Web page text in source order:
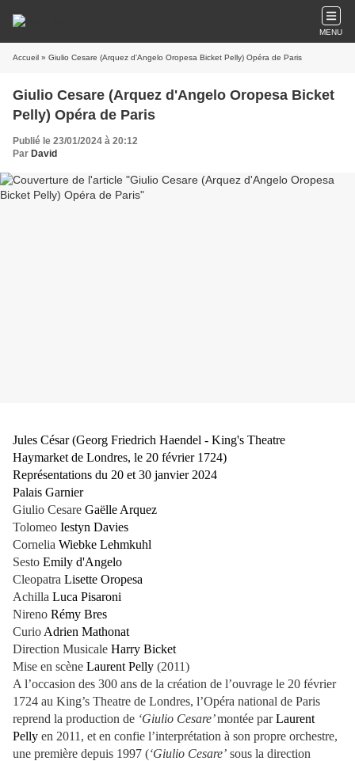
MENU
Accueil » Giulio Cesare (Arquez d'Angelo Oropesa Bicket Pelly) Opéra de Paris
Giulio Cesare (Arquez d'Angelo Oropesa Bicket
Pelly) Opéra de Paris
Publié le 23/01/2024 à 20:12
Par David
Jules César (Georg Friedrich Haendel - King's Theatre
Haymarket de Londres, le 20 février 1724)
Représentations du 20 et 30 janvier 2024
Palais Garnier
Giulio Cesare Gaëlle Arquez
Tolomeo Iestyn Davies
Cornelia Wiebke Lehmkuhl
Sesto Emily d'Angelo
Cleopatra Lisette Oropesa
Achilla Luca Pisaroni
Nireno Rémy Bres
Curio Adrien Mathonat
Direction Musicale Harry Bicket
Mise en scène Laurent Pelly (2011)
A l’occasion des 300 ans de la création de l’ouvrage le 20 février
1724 au King’s Theatre de Londres, l’Opéra national de Paris
reprend la production de ‘Giulio Cesare’montée parLaurent
Pelly en 2011, et en confie l’interprétation à son propre orchestre,
une première depuis 1997 (‘Giulio Cesare’ sous la direction